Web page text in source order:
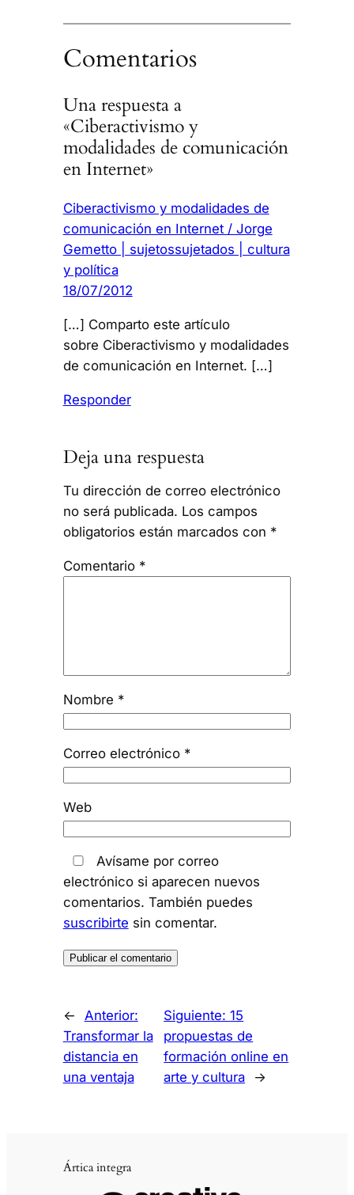
Comentarios
Una respuesta a
«Ciberactivismo y
modalidades de comunicación
en Internet»
Ciberactivismo y modalidades de
comunicación en Internet / Jorge
Gemetto | sujetossujetados | cultura
y política
18/07/2012
[…] Comparto este artículo
sobre Ciberactivismo y modalidades
de comunicación en Internet. […]
Responder
Deja una respuesta
Tu dirección de correo electrónico
no será publicada. Los campos
obligatorios están marcados con *
Comentario *
Nombre *
Correo electrónico *
Web
Avísame por correo
electrónico si aparecen nuevos
comentarios. También puedes
suscribirte sin comentar.
←
Anterior:
Transformar la
distancia en
una ventaja
Siguiente:15
propuestas de
formación online en
arte y cultura
→
Ártica integra